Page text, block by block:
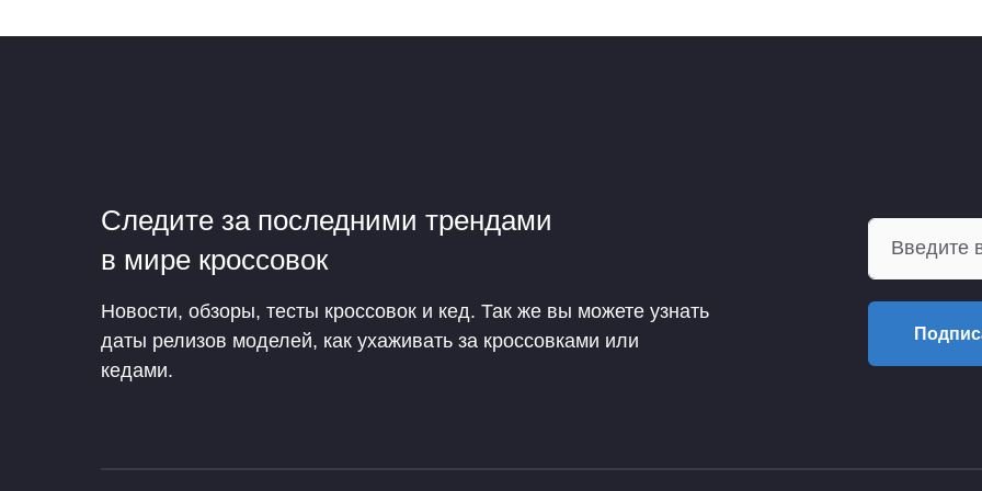
Следите за последними трендами
в мире кроссовок
Новости, обзоры, тесты кроссовок и кед. Так же вы можете узнать
даты релизов моделей, как ухаживать за кроссовками или
кедами.